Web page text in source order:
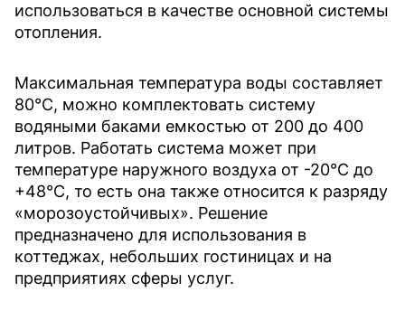
использоваться в качестве основной системы
отопления.
Максимальная температура воды составляет
80°С, можно комплектовать систему
водяными баками емкостью от 200 до 400
литров. Работать система может при
температуре наружного воздуха от -20°С до
+48°С, то есть она также относится к разряду
«морозоустойчивых». Решение
предназначено для использования в
коттеджах, небольших гостиницах и на
предприятиях сферы услуг.